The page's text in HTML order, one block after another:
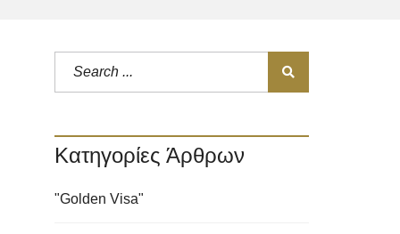
Κατηγορίες Άρθρων
"Golden Visa"